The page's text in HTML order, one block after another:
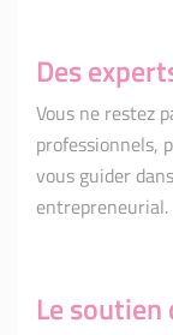
Des
Vous ne restez
professionnels,
vous guider
entrepreneurial.
Le